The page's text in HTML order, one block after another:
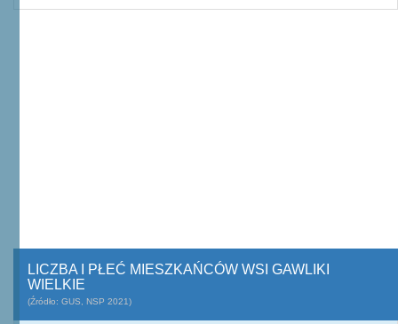
LICZBA I PŁEĆ MIESZKAŃCÓW WSI GAWLIKI
WIELKIE
(Źródło: GUS, NSP 2021)